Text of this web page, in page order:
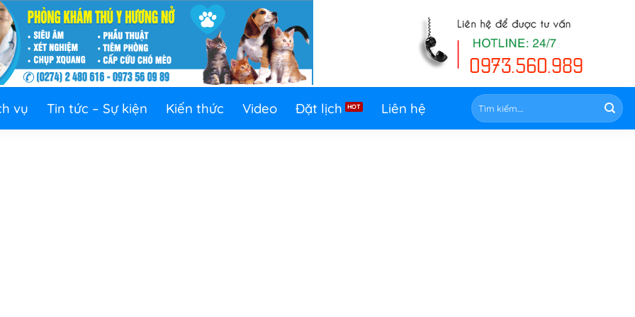
vụ Tin tức – Sự kiện Kiến thức Video Đặt lịch Liên hệ
Tìm
kiếm: